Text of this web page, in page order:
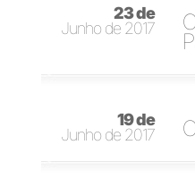
23 de
Junho de 2017
19 de
Junho de 2017